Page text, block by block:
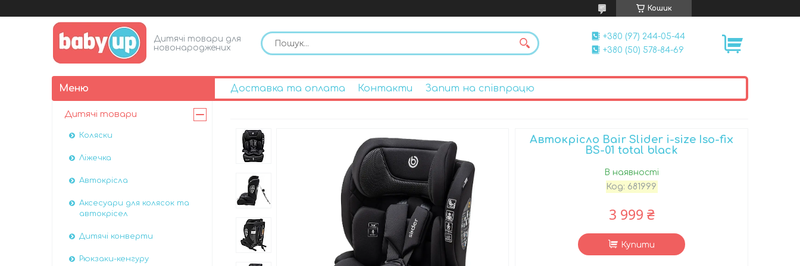
Кошик
Дитячі товари для
новонароджених
+380 (97) 244-05-44
+380 (50) 578-84-69
Доставка та оплата Контакти Запит на співпрацю
Автокрісло Bair Slider i-size Iso-fix
BS-01 total black
В наявності
Код: 681999
3 999 ₴
Купити
Дитячі товари
Коляски
Ліжечка
Автокрісла
Аксесуари для колясок та
автокрісел
Дитячі конверти
Рюкзаки-кенгуру